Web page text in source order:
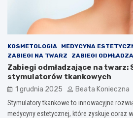
KOSMETOLOGIA MEDYCYNA
ZABIEGI NA TWARZ
ZABIEGI
Zabiegi odmładzające na twarz:
stymulatorów tkankowych
1 grudnia 2025 Beata Konieczna
Stymulatory tkankowe to innowacyjne
medycyny estetycznej, które zyskuje coraz